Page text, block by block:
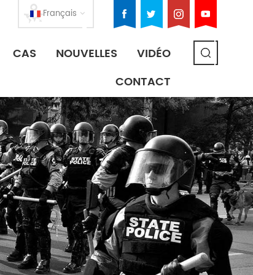
Français
CAS NOUVELLES
VIDÉO
CONTACT